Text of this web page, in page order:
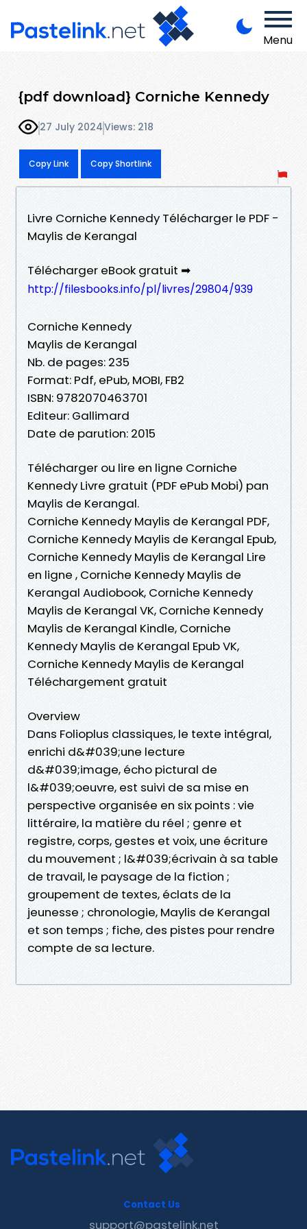
Menu
{pdf download} Corniche Kennedy
27 July 2024Views: 218
Copy Link Copy Shortlink
Livre Corniche Kennedy Télécharger le PDF -
Maylis de Kerangal
Télécharger eBook gratuit ➡
http://filesbooks.info/pl/livres/29804/939
Corniche Kennedy
Maylis de Kerangal
Nb. de pages: 235
Format: Pdf, ePub, MOBI, FB2
ISBN: 9782070463701
Editeur: Gallimard
Date de parution: 2015
Télécharger ou lire en ligne Corniche
Kennedy Livre gratuit (PDF ePub Mobi) pan
Maylis de Kerangal.
Corniche Kennedy Maylis de Kerangal PDF,
Corniche Kennedy Maylis de Kerangal Epub,
Corniche Kennedy Maylis de Kerangal Lire
en ligne , Corniche Kennedy Maylis de
Kerangal Audiobook, Corniche Kennedy
Maylis de Kerangal VK, Corniche Kennedy
Maylis de Kerangal Kindle, Corniche
Kennedy Maylis de Kerangal Epub VK,
Corniche Kennedy Maylis de Kerangal
Téléchargement gratuit
Overview
Dans Folioplus classiques, le texte intégral,
enrichi d&#039;une lecture
d&#039;image, écho pictural de
l&#039;oeuvre, est suivi de sa mise en
perspective organisée en six points : vie
littéraire, la matière du réel ; genre et
registre, corps, gestes et voix, une écriture
du mouvement ; l&#039;écrivain à sa table
de travail, le paysage de la fiction ;
groupement de textes, éclats de la
jeunesse ; chronologie, Maylis de Kerangal
et son temps ; fiche, des pistes pour rendre
compte de sa lecture.
Contact Us
support@pastelink.net